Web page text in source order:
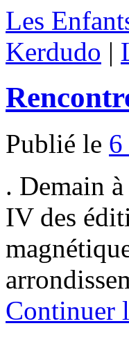
Les
Kerdudo |
Publié le 6
. Demain
IV des
Continuer